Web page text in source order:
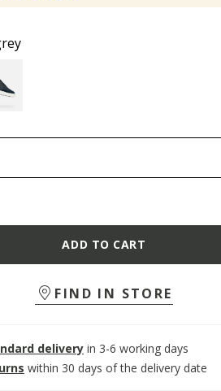
ADD TO CART
FIND IN STORE
delivery in 3-6 working days
within 30 days of the delivery date